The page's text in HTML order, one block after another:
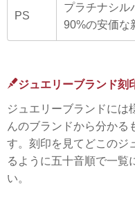
PS
プラチナシル
90%の安価な
ジュエリーブランド刻
ジュエリーブランドには
んのブランドから分かる
す。刻印を見てどこのジ
るように五十音順で一覧
い。